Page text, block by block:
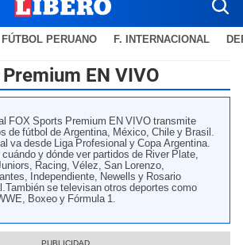
FÚTBOL PERUANO F. INTERNACIONAL
EN VIVO
FOX Sports Premium EN VIVO transmite
de fútbol de Argentina, México, Chile y Brasil.
va desde Liga Profesional y Copa Argentina.
y dónde ver partidos de River Plate,
Racing, Vélez, San Lorenzo,
Independiente, Newells y Rosario
se televisan otros deportes como
Boxeo y Fórmula 1.